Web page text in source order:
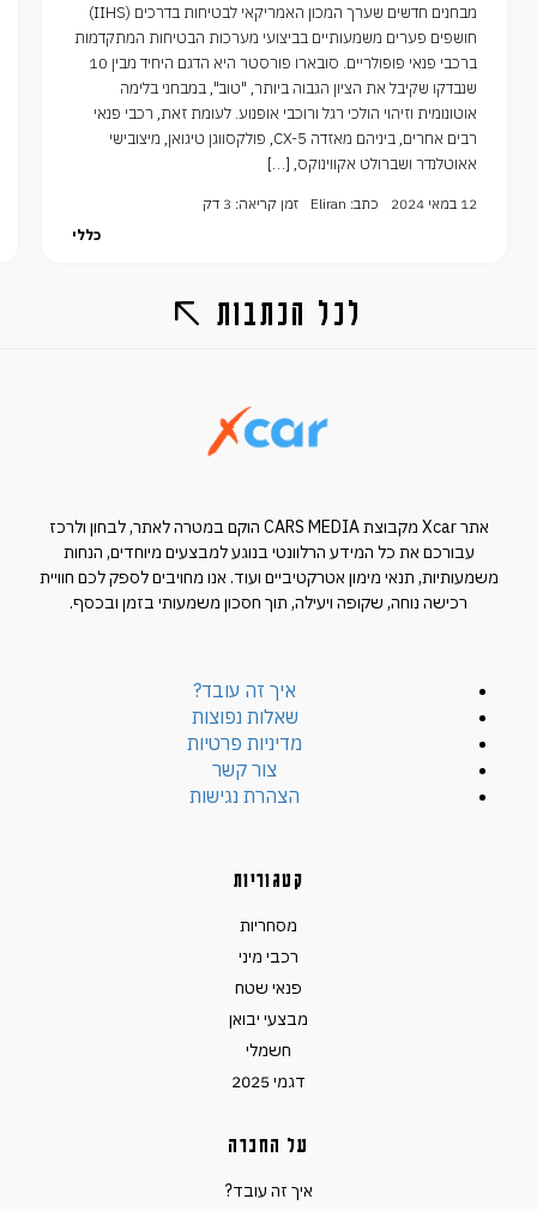
מבחנים חדשים שערך המכון האמריקאי לבטיחות בדרכים (IIHS)
חושפים פערים משמעותיים בביצועי מערכות הבטיחות המתקדמות
ברכבי פנאי פופולריים. סובארו פורסטר היא הדגם היחיד מבין 10
שנבדקו שקיבל את הציון הגבוה ביותר, "טוב", במבחני בלימה
אוטונומית וזיהוי הולכי רגל ורוכבי אופנוע. לעומת זאת, רכבי פנאי
רבים אחרים, ביניהם מאזדה CX-5, פולקסווגן טיגואן, מיצובישי
אאוטלנדר ושברולט אקווינוקס, […]
12 במאי 2024 כתב: Eliran
זמן קריאה: 3 דק
כללי
לכל הכתבות
אתר Xcar מקבוצת CARS MEDIA הוקם במטרה לאתר, לבחון ולרכז
עבורכם את כל המידע הרלוונטי בנוגע למבצעים מיוחדים, הנחות
משמעותיות, תנאי מימון אטרקטיביים ועוד. אנו מחויבים לספק לכם חוויית
רכישה נוחה, שקופה ויעילה, תוך חסכון משמעותי בזמן ובכסף.
איך זה עובד?
שאלות נפוצות
מדיניות פרטיות
צור קשר
הצהרת נגישות
קטגוריות
מסחריות
רכבי מיני
פנאי שטח
מבצעי יבואן
חשמלי
דגמי 2025
על החברה
איך זה עובד?